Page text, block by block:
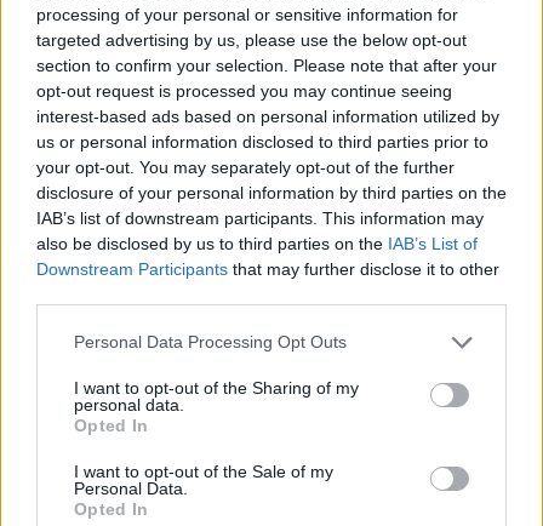
processing of your personal or sensitive information for
targeted advertising by us, please use the below opt-out
section to confirm your selection. Please note that after your
opt-out request is processed you may continue seeing
interest-based ads based on personal information utilized by
us or personal information disclosed to third parties prior to
your opt-out. You may separately opt-out of the further
disclosure of your personal information by third parties on the
IAB’s list of downstream participants. This information may
also be disclosed by us to third parties on the IAB’s List of
Downstream Participants that may further disclose it to other
Personal Data Processing Opt Outs
I want to opt-out of the Sharing of my
personal data.
Opted In
I want to opt-out of the Sale of my
Personal Data.
Opted In
ΟΙΚΟΝΟΜΙΑ 12.07.2026 09:08
PARAPOLITIKA NEWSROOM
Ρύθμιση 72 δόσεων για χρέη στο
Δημόσιο: Πότε ανοίγει η πλατφόρμα για
αιτήσεις - Ποιοι κερδίζουν, πώς μειώνεται
η μηνιαία δόση στο μισό και τι ισχύει με
τις νέες οφειλέςΕγγραφή στο newsletter
Αποδέχομαι τους
και την πολιτική απορρήτου